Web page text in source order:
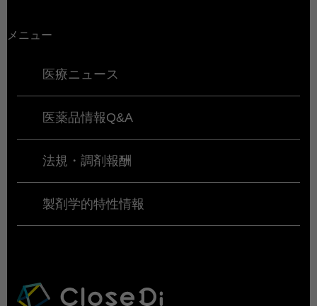
メニュー
医療ニュース
医薬品情報Q&A
法規・調剤報酬
製剤学的特性情報